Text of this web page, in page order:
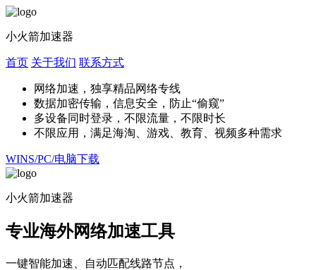
小火箭加速器
首页 关于我们 联系方式
网络加速，独享精品网络专线
数据加密传输，信息安全，防止“偷窥”
多设备同时登录，不限流量，不限时长
不限应用，满足海淘、游戏、教育、视频多种需求
WINS/PC/电脑下载
小火箭加速器
专业海外网络加速工具
一键智能加速、自动匹配线路节点，